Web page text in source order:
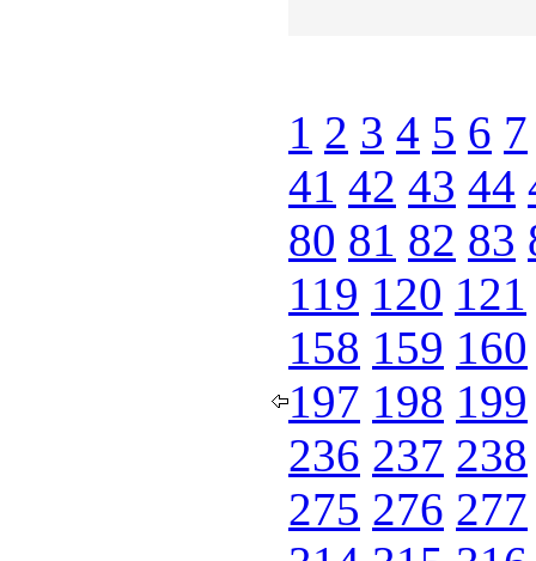
1 2 3 4 5 6 7
41 42 43 44
80 81 82 83
119 120 121
158 159 160
197 198 199
236 237 238
275 276 277